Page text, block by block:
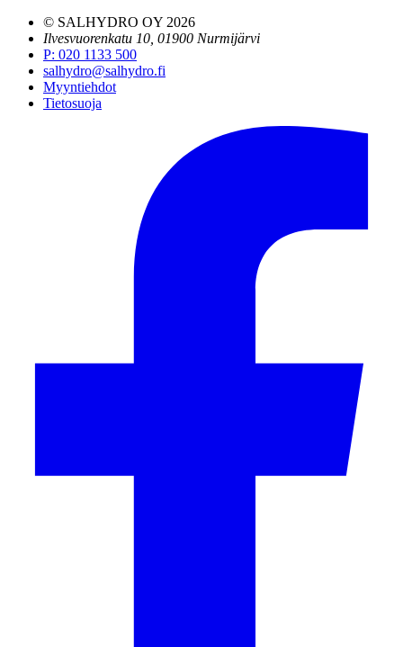
© SALHYDRO OY 2026
Ilvesvuorenkatu 10, 01900 Nurmijärvi
P: 020 1133 500
salhydro@salhydro.fi
Myyntiehdot
Tietosuoja